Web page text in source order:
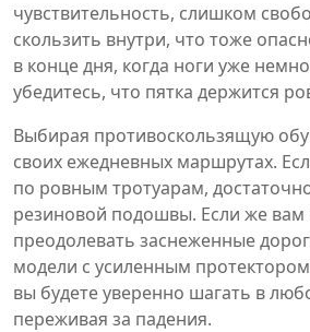
чувствительность, слишком
скользить внутри, что тоже
в конце дня, когда ноги уже
убедитесь, что пятка держится
Выбирая противоскользящую
своих ежедневных маршрутах.
по ровным тротуарам,
резиновой подошвы. Если же вам
преодолевать заснеженные
модели с усиленным
вы будете уверенно шагать в
переживая за падения.